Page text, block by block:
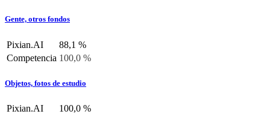
Gente, otros fondos
Pixian.AI
88,1 %
Competencia 100,0 %
Objetos, fotos de estudio
Pixian.AI
100,0 %